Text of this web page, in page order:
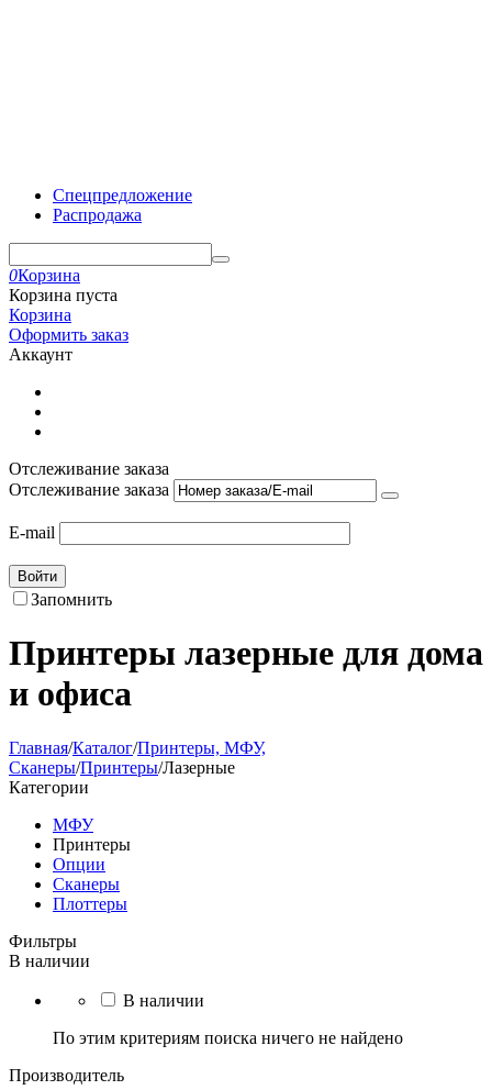
Спецпредложение
Распродажа
0Корзина
Корзина пуста
Корзина
Оформить заказ
Аккаунт
Отслеживание заказа
Отслеживание заказа
E-mail
Войти
Запомнить
Принтеры лазерные для дома
и офиса
Главная/Каталог/Принтеры, МФУ,
Сканеры/Принтеры/Лазерные
Категории
МФУ
Принтеры
Опции
Сканеры
Плоттеры
Фильтры
В наличии
В наличии
По этим критериям поиска ничего не найдено
Производитель